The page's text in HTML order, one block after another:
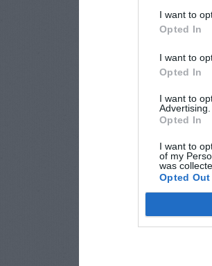
I want to
Opted In
I want to
Opted In
I want to
Advertising.
Opted In
I want to
of my
was
Opted Out